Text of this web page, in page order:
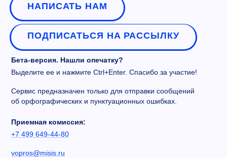
НАПИСАТЬ НАМ
ПОДПИСАТЬСЯ НА РАССЫЛКУ
Бета-версия. Нашли опечатку?
Выделите ее и нажмите Ctrl+Enter. Спасибо за участие!
Сервис предназначен только для отправки сообщений
об орфографических и пунктуационных ошибках.
Приемная комиссия:
+7 499 649-44-80
vopros@misis.ru